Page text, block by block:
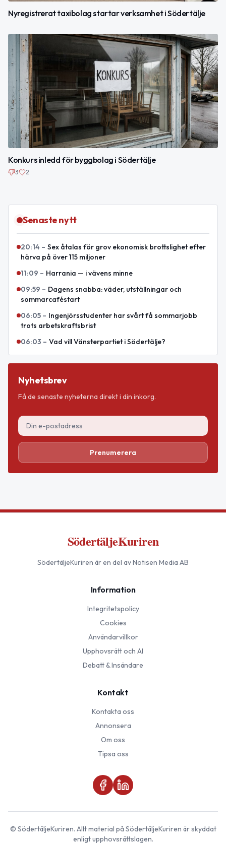
Nyregistrerat taxibolag startar verksamhet i Södertälje
Konkurs inledd för byggbolag i Södertälje
3 2
Senaste nytt
20:14 – Sex åtalas för grov ekonomisk brottslighet efter
härva på över 115 miljoner
11:09 – Harrania — i vävens minne
09:59 – Dagens snabba: väder, utställningar och
sommarcaféstart
06:05 – Ingenjörsstudenter har svårt få sommarjobb
trots arbetskraftsbrist
06:03 – Vad vill Vänsterpartiet i Södertälje?
Nyhetsbrev
Få de senaste nyheterna direkt i din inkorg.
Prenumerera
SödertäljeKuriren
SödertäljeKuriren är en del av Notisen Media AB
Information
Integritetspolicy
Cookies
Användarvillkor
Upphovsrätt och AI
Debatt & Insändare
Kontakt
Kontakta oss
Annonsera
Om oss
Tipsa oss
© SödertäljeKuriren. Allt material påSödertäljeKuriren är skyddat
enligt upphovsrättslagen.